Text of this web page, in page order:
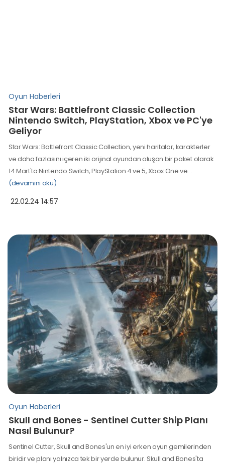
Oyun Haberleri
Star Wars: Battlefront Classic Collection
Nintendo Switch, PlayStation, Xbox ve PC'ye
Geliyor
Star Wars: Battlefront Classic Collection, yeni haritalar, karakterler
ve daha fazlasını içeren iki orijinal oyundan oluşan bir paket olarak
14 Mart'ta Nintendo Switch, PlayStation 4 ve 5, Xbox One ve…
(devamını oku)
22.02.24 14:57
Oyun Haberleri
Skull and Bones - Sentinel Cutter Ship Planı
Nasıl Bulunur?
Sentinel Cutter, Skull and Bones'un en iyi erken oyun gemilerinden
biridir ve planı yalnızca tek bir yerde bulunur. Skull and Bones'ta